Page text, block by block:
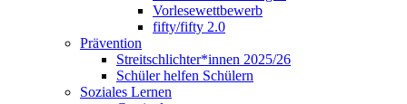
Vorlesewettbewerb
fifty/fifty 2.0
Prävention
Streitschlichter*innen 2025/26
Schüler helfen Schülern
Soziales Lernen